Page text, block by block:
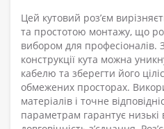
Цей кутовий роз’єм
та простотою монтажу, що
вибором для професіоналів.
конструкції кута можна
кабелю та зберегти його
обмежених просторах.
матеріалів і точне
параметрам гарантує низькі